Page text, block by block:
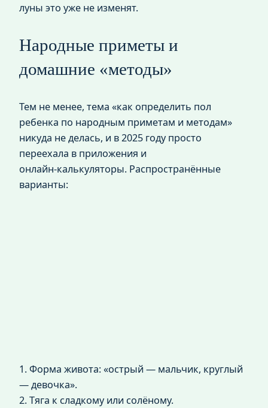
луны это уже не изменят.
Народные приметы и
домашние «методы»
Тем не менее, тема «как определить пол
ребенка по народным приметам и методам»
никуда не делась, и в 2025 году просто
переехала в приложения и
онлайн‑калькуляторы. Распространённые
варианты:
1. Форма живота: «острый — мальчик, круглый
— девочка».
2. Тяга к сладкому или солёному.